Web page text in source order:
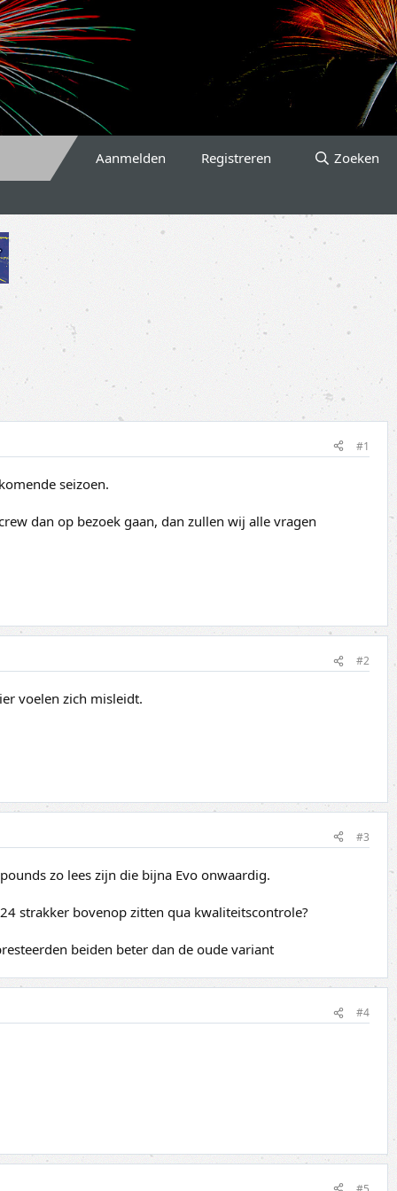
Aanmelden Registreren Zoeken
#1
seizoen.
dan op bezoek gaan, dan zullen wij alle vragen
#2
voelen zich misleidt.
#3
zo lees zijn die bijna Evo onwaardig.
strakker bovenop zitten qua kwaliteitscontrole?
beiden beter dan de oude variant
#4